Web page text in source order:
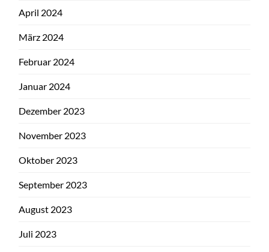
April 2024
März 2024
Februar 2024
Januar 2024
Dezember 2023
November 2023
Oktober 2023
September 2023
August 2023
Juli 2023